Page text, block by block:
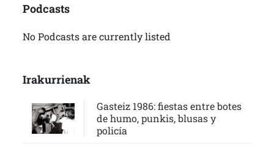
Podcasts
No Podcasts are currently listed
Irakurrienak
Gasteiz 1986: fiestas entre botes
de humo, punkis, blusas y
policía